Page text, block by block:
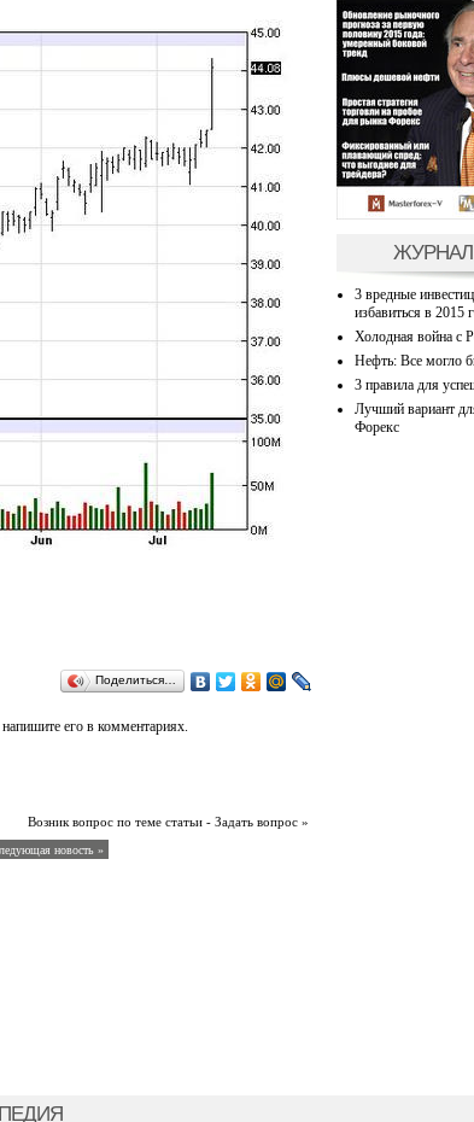
Поделиться…
его в комментариях.
Возник вопрос по теме статьи - Задать вопрос »
новость »
3 вредные
избавиться в 2015
Холодная война с
Нефть: Все могло
3 правила для
Лучший вариант
Форекс